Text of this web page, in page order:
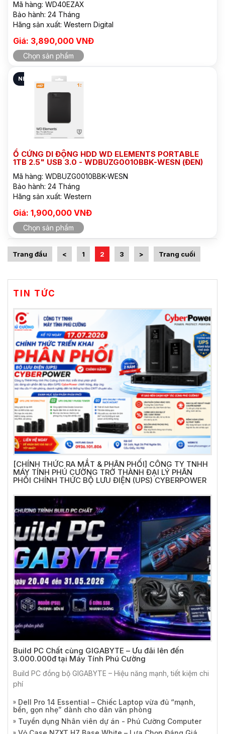
Mã hàng: WD40EZAX
Bảo hành: 24 Tháng
Hãng sản xuất: Western Digital
Giá: 3,890,000 VNĐ
Chọn sản phẩm
NEW
Ổ CỨNG DI ĐỘNG HDD WD ELEMENTS PORTABLE
1TB 2.5" USB 3.0 - WDBUZG0010BBK-WESN (ĐEN)
Mã hàng: WDBUZG0010BBK-WESN
Bảo hành: 24 Tháng
Hãng sản xuất: Western
Giá: 1,900,000 VNĐ
Chọn sản phẩm
Trang đầu < 1 2 3 > Trang cuối
TIN TỨC
[CHÍNH THỨC RA MẮT & PHÂN PHỐI] CÔNG TY TNHH
MÁY TÍNH PHÚ CƯỜNG TRỞ THÀNH ĐẠI LÝ PHÂN
PHỐI CHÍNH THỨC BỘ LƯU ĐIỆN (UPS) CYBERPOWER
Build PC Chất cùng GIGABYTE – Ưu đãi lên đến
3.000.000đ tại Máy Tính Phú Cường
Build PC đồng bộ GIGABYTE – Hiệu năng mạnh, tiết kiệm chi
phí
Dell Pro 14 Essential – Chiếc Laptop vừa đủ “mạnh,
bền, gọn nhẹ” dành cho dân văn phòng
Tuyển dụng Nhân viên dự án - Phú Cường Computer